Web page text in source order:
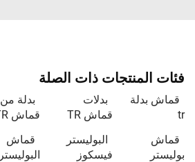
فئات المنتجات ذات الصلة
قماش بدلة
tr
بدلات
قماش TR
بدلة من
قماش TR
قماش
بوليستر
البوليستر
فيسكوز
قماش
البوليستر